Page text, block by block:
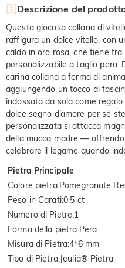
Descrizione del
Questa giocosa collana di
raffigura un dolce vitello, con
caldo in oro rosa, che tiene
personalizzabile a taglio pera.
carina collana a forma di
aggiungendo un tocco di
indossata da sola come
dolce segno d’amore per sé
personalizzata si attacca
della mucca madre —
celebrare il legame quando
Pietra Principale
Colore pietra:Pomegranate
Peso in Carati:0.5 ct
Numero di Pietre:1
Forma della pietra:Pera
Misura di Pietra:4*6 mm
Tipo di Pietra:Jeulia® Pietra